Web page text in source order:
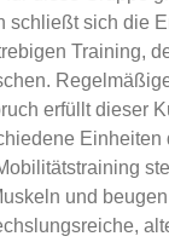
schließt sich die
Training,
erfüllt dieser
Einheiten
und